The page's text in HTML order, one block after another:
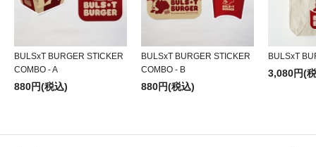
BULSxT BURGER STICKER
COMBO - A
880円(税込)
BULSxT BURGER STICKER
COMBO - B
880円(税込)
BULSxT
3,080円(